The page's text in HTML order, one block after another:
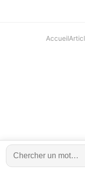
Accueil